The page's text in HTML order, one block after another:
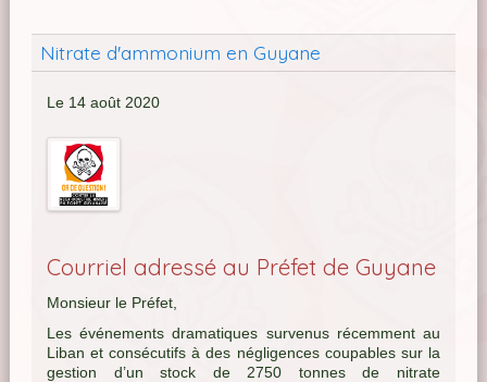
Nitrate d'ammonium en Guyane
Le 14 août 2020
Courriel adressé au Préfet de Guyane
Monsieur le Préfet,
Les événements dramatiques survenus récemment au
Liban et consécutifs à des négligences coupables sur la
gestion d’un stock de 2750 tonnes de nitrate